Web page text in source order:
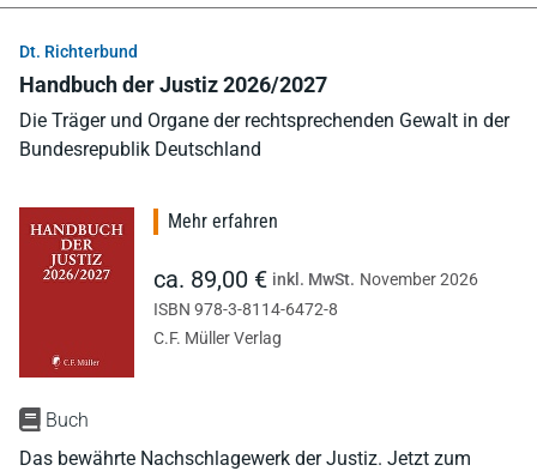
Dt. Richterbund
Handbuch der Justiz 2026/2027
Die Träger und Organe der rechtsprechenden Gewalt in der
Bundesrepublik Deutschland
Buch
Das bewährte Nachschlagewerk der Justiz. Jetzt zum
Mehr erfahren
ca. 89,00 € inkl. MwSt. November 2026
ISBN 978-3-8114-6472-8
C.F. Müller Verlag